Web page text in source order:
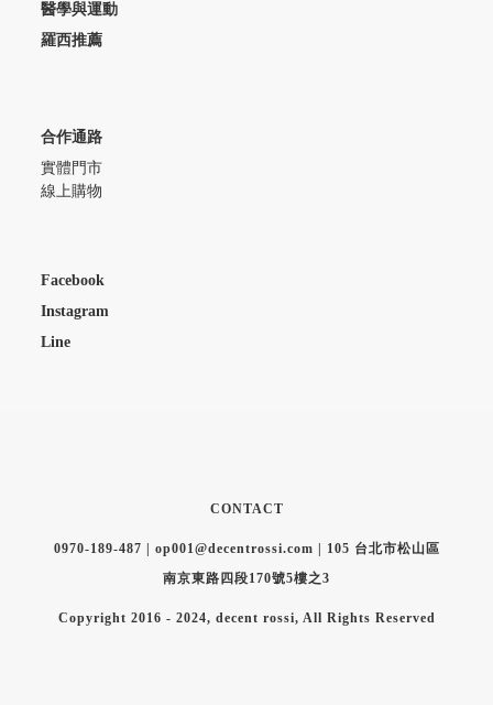
醫學與運動
羅西推薦
合作通路
實體門市
線上購物
Facebook
Instagram
Line
CONTACT
0970-189-487 | op001@decentrossi.com | 105 台北市松山區
南京東路四段170號5樓之3
Copyright 2016 - 2024, decent rossi, All Rights Reserved